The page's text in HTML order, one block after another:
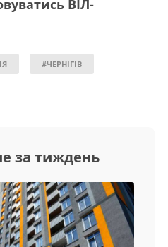
ВІЛ-
#ЧЕРНІГІВ
за тиждень